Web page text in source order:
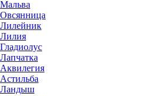
Мальва
Овсянница
Лилейник
Лилия
Гладиолус
Лапчатка
Аквилегия
Астильба
Ландыш